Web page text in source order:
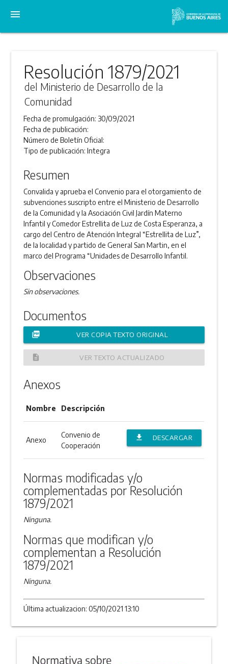
menu
Resolución 1879/2021
del Ministerio de Desarrollo de la
Comunidad
Fecha de promulgación: 30/09/2021
Fecha de publicación:
Número de Boletín Oficial:
Tipo de publicación:Integra
Resumen
Convalida y aprueba el Convenio para el otorgamiento de
subvenciones suscripto entre el Ministerio de Desarrollo
de la Comunidad y la Asociación Civil Jardín Materno
Infantil y Comedor Estrellita de Luz de Costa Esperanza, a
cargo del Centro de Atención Integral “Estrellita de Luz”,
de la localidad y partido de General San Martin, en el
marco del Programa “Unidades de Desarrollo Infantil.
Observaciones
Sin observaciones.
Documentos
picture_as_pdf VER COPIA TEXTO ORIGINAL
description VER TEXTO ACTUALIZADO
Anexos
Nombre Descripción
Anexo
Convenio de
Cooperación
file_download
DESCARGAR
Normas modificadas y/o
complementadas por Resolución
1879/2021
Ninguna.
Normas que modifican y/o
complementan a Resolución
1879/2021
Ninguna.
Última actualizacion: 05/10/2021 13:10